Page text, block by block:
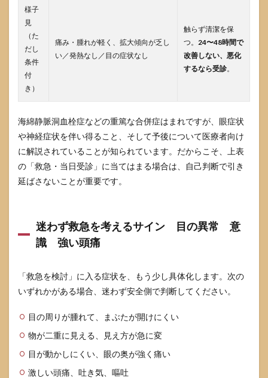
参考
情報
様子
見
（た
だし
条件
付
き）
痛み・腫れが軽く、拡大傾向が乏し
い／発熱なし／目の症状なし
触らず清潔を保
つ。 24〜48時間で
改善しない、悪化
するなら受診。
海綿静脈洞血栓症などの重篤な合併症はまれですが、眼症状
や神経症状を伴い得ること、そして予後について医療者向け
に解説されていることが知られています。だからこそ、上表
の「救急・当日受診」に当てはまる場合は、自己判断で引き
延ばさないことが重要です。
迷わず救急を考えるサイン 目の異常 意
識 強い頭痛
「救急を検討」に入る症状を、もう少し具体化します。次の
いずれかがある場合、迷わず安全側で判断してください。
目の周りが腫れて、まぶたが開けにくい
物が二重に見える、見え方が急に変
目が動かしにくい、眼の奥が強く痛い
激しい頭痛、吐き気、嘔吐